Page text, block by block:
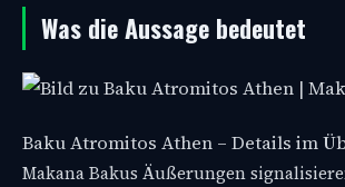
Was die Aussage bedeutet
Baku Atromitos Athen – Details im
Makana Bakus Äußerungen